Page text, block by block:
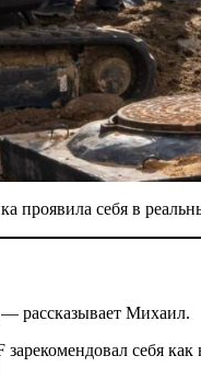
проявила себя в
рассказывает Михаил.
себя